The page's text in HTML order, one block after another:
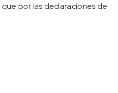
que por las declaraciones de